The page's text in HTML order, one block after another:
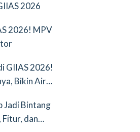
2026
2026! MPV
GIIAS 2026!
Bikin Air
Jadi Bintang
Fitur, dan